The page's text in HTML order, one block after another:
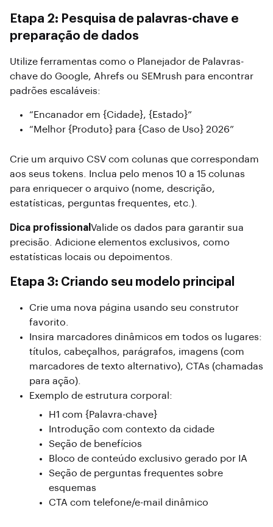
Etapa 2: Pesquisa de palavras-chave e
preparação de dados
Utilize ferramentas como o Planejador de Palavras-
chave do Google, Ahrefs ou SEMrush para encontrar
padrões escaláveis:
“Encanador em {Cidade}, {Estado}”
“Melhor {Produto} para {Caso de Uso} 2026”
Crie um arquivo CSV com colunas que correspondam
aos seus tokens. Inclua pelo menos 10 a 15 colunas
para enriquecer o arquivo (nome, descrição,
estatísticas, perguntas frequentes, etc.).
Dica profissional Valide os dados para garantir sua
precisão. Adicione elementos exclusivos, como
estatísticas locais ou depoimentos.
Etapa 3: Criando seu modelo principal
Crie uma nova página usando seu construtor
favorito.
Insira marcadores dinâmicos em todos os lugares:
títulos, cabeçalhos, parágrafos, imagens (com
marcadores de texto alternativo), CTAs (chamadas
para ação).
Exemplo de estrutura corporal:
H1 com {Palavra-chave}
Introdução com contexto da cidade
Seção de benefícios
Bloco de conteúdo exclusivo gerado por IA
Seção de perguntas frequentes sobre
esquemas
CTA com telefone/e-mail dinâmico